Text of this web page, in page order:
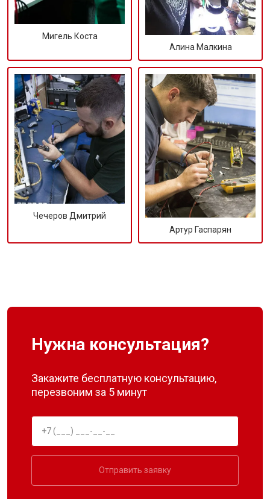
Мигель Коста
Алина Малкина
Чечеров Дмитрий
Артур Гаспарян
Нужна консультация?
Закажите бесплатную консультацию,
перезвоним за 5 минут
Отправить заявку